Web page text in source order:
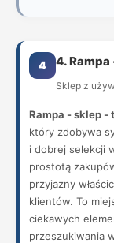
4 4.
Sklep z
Rampa - sklep -
który zdobywa
i dobrej selekcji
prostotą
przyjazny
klientów. To
ciekawych
przeszukiwania